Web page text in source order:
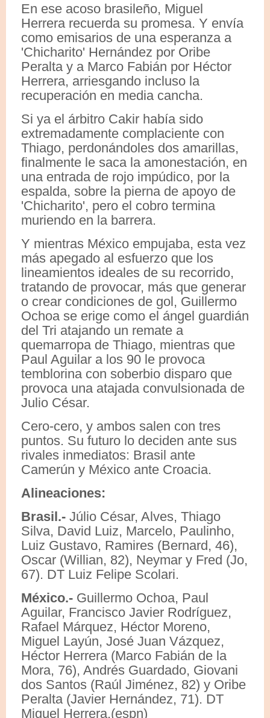
En ese acoso brasileño, Miguel
Herrera recuerda su promesa. Y envía
como emisarios de una esperanza a
'Chicharito' Hernández por Oribe
Peralta y a Marco Fabián por Héctor
Herrera, arriesgando incluso la
recuperación en media cancha.
Si ya el árbitro Cakir había sido
extremadamente complaciente con
Thiago, perdonándoles dos amarillas,
finalmente le saca la amonestación, en
una entrada de rojo impúdico, por la
espalda, sobre la pierna de apoyo de
'Chicharito', pero el cobro termina
muriendo en la barrera.
Y mientras México empujaba, esta vez
más apegado al esfuerzo que los
lineamientos ideales de su recorrido,
tratando de provocar, más que generar
o crear condiciones de gol, Guillermo
Ochoa se erige como el ángel guardián
del Tri atajando un remate a
quemarropa de Thiago, mientras que
Paul Aguilar a los 90 le provoca
temblorina con soberbio disparo que
provoca una atajada convulsionada de
Julio César.
Cero-cero, y ambos salen con tres
puntos. Su futuro lo deciden ante sus
rivales inmediatos: Brasil ante
Camerún y México ante Croacia.
Alineaciones:
Brasil.- Júlio César, Alves, Thiago
Silva, David Luiz, Marcelo, Paulinho,
Luiz Gustavo, Ramires (Bernard, 46),
Oscar (Willian, 82), Neymar y Fred (Jo,
67). DT Luiz Felipe Scolari.
México.- Guillermo Ochoa, Paul
Aguilar, Francisco Javier Rodríguez,
Rafael Márquez, Héctor Moreno,
Miguel Layún, José Juan Vázquez,
Héctor Herrera (Marco Fabián de la
Mora, 76), Andrés Guardado, Giovani
dos Santos (Raúl Jiménez, 82) y Oribe
Peralta (Javier Hernández, 71). DT
Miguel Herrera.(espn)